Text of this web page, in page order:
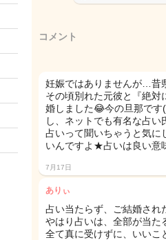
コメント
妊娠ではありませんが…昔
その頃別れた元彼と『絶
婚しました😂今の旦那で
し、ネットでも有名な占い
占いって聞いちゃうと気に
いんですよ★占いは良い意
7月17日
ありぃ
占い当たらず、ご結婚され
やはり占いは、全部が当た
全て真に受けずに、いいこ